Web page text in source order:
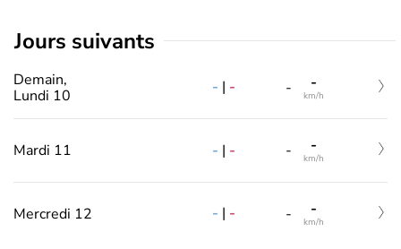
jours suivants
Demain,
Lundi 10
- | - - -
km/h
Mardi 11 - | - - -
km/h
Mercredi 12 - | - - -
km/h